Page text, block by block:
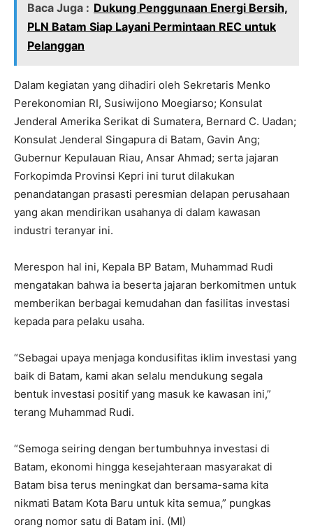
Baca Juga : Dukung Penggunaan Energi Bersih,
PLN Batam Siap Layani Permintaan REC untuk
Pelanggan
Dalam kegiatan yang dihadiri oleh Sekretaris Menko
Perekonomian RI, Susiwijono Moegiarso; Konsulat
Jenderal Amerika Serikat di Sumatera, Bernard C. Uadan;
Konsulat Jenderal Singapura di Batam, Gavin Ang;
Gubernur Kepulauan Riau, Ansar Ahmad; serta jajaran
Forkopimda Provinsi Kepri ini turut dilakukan
penandatangan prasasti peresmian delapan perusahaan
yang akan mendirikan usahanya di dalam kawasan
industri teranyar ini.
Merespon hal ini, Kepala BP Batam, Muhammad Rudi
mengatakan bahwa ia beserta jajaran berkomitmen untuk
memberikan berbagai kemudahan dan fasilitas investasi
kepada para pelaku usaha.
“Sebagai upaya menjaga kondusifitas iklim investasi yang
baik di Batam, kami akan selalu mendukung segala
bentuk investasi positif yang masuk ke kawasan ini,”
terang Muhammad Rudi.
“Semoga seiring dengan bertumbuhnya investasi di
Batam, ekonomi hingga kesejahteraan masyarakat di
Batam bisa terus meningkat dan bersama-sama kita
nikmati Batam Kota Baru untuk kita semua,” pungkas
orang nomor satu di Batam ini. (MI)